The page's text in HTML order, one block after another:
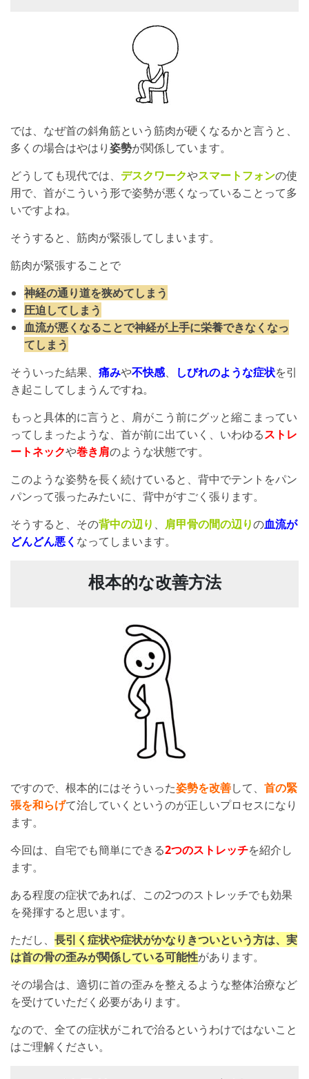
では、なぜ首の斜角筋という筋肉が硬くなるかと言うと、
多くの場合はやはり姿勢が関係しています。
どうしても現代では、 デスクワークやスマートフォンの使
用で、首がこういう形で姿勢が悪くなっていることって多
いですよね。
そうすると、筋肉が緊張してしまいます。
筋肉が緊張することで
神経の通り道を狭めてしまう
圧迫してしまう
血流が悪くなることで神経が上手に栄養できなくなっ
てしまう
そういった結果、 痛みや不快感、 しびれのような症状を引
き起こしてしまうんですね。
もっと具体的に言うと、肩がこう前にグッと縮こまってい
ってしまったような、首が前に出ていく、いわゆるストレ
ートネックや巻き肩のような状態です。
このような姿勢を長く続けていると、背中でテントをパン
パンって張ったみたいに、背中がすごく張ります。
そうすると、その背中の辺り 、 肩甲骨の間の辺りの血流が
どんどん悪く なってしまいます。
根本的な改善方法
ですので、根本的にはそういった姿勢を改善して、 首の緊
張を和らげて治していくというのが正しいプロセスになり
ます。
今回は、自宅でも簡単にできる2つのストレッチを紹介し
ます。
ある程度の症状であれば、この2つのストレッチでも効果
を発揮すると思います。
ただし、 長引く症状や症状がかなりきついという方は、実
は首の骨の歪みが関係している可能性があります。
その場合は、適切に首の歪みを整えるような整体治療など
を受けていただく必要があります。
なので、全ての症状がこれで治るというわけではないこと
はご理解ください。